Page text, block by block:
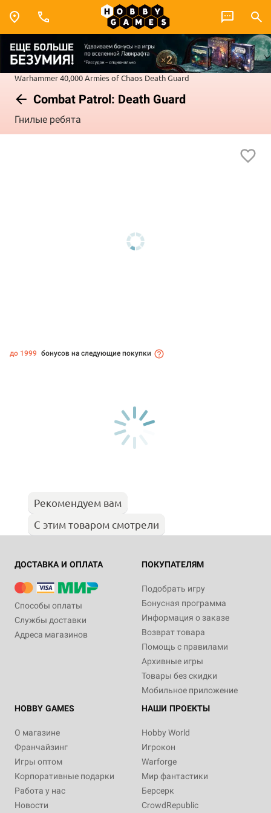
Warhammer 40,000Armies of Chaos Death Guard
Combat Patrol: Death Guard
Гнилые ребята
до 1999 бонусов на следующие покупки
Рекомендуем вам
С этим товаром смотрели
ДОСТАВКА И ОПЛАТА
Способы оплаты
Службы доставки
Адреса магазинов
ПОКУПАТЕЛЯМ
Подобрать игру
Бонусная программа
Информация о заказе
Возврат товара
Помощь с правилами
Архивные игры
Товары без скидки
Мобильное приложение
HOBBY GAMES
О магазине
Франчайзинг
Игры оптом
Корпоративные подарки
Работа у нас
Новости
НАШИ ПРОЕКТЫ
Hobby World
Игрокон
Warforge
Мир фантастики
Берсерк
CrowdRepublic